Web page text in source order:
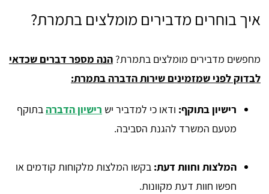
איך בוחרים מדבירים מומלצים בתמרת?
מחפשים מדבירים מומלצים בתמרת? הנה מספר דברים שכדאי
לבדוק לפני שמזמינים שירות הדברה בתמרת:
רישיון בתוקף: ודאו כי למדביר יש רישיון הדברהבתוקף
מטעם המשרד להגנת הסביבה.
המלצות וחוות דעת: בקשו המלצות מלקוחות קודמים או
חפשו חוות דעת מקוונות.